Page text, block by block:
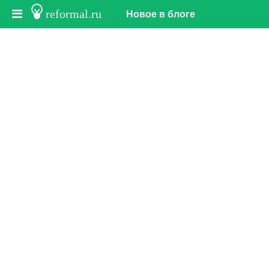
reformal.ru Новое в блоге